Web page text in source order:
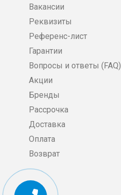
Вакансии
Реквизиты
Референс-лист
Гарантии
Вопросы и ответы (FAQ)
Акции
Бренды
Рассрочка
Доставка
Оплата
Возврат